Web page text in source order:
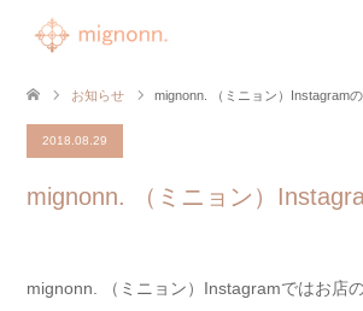
お知らせ mignonn. （ミニョン）Instagram
2018.08.29
mignonn. （ミニョン）
mignonn. （ミニョン）Instagramではお店